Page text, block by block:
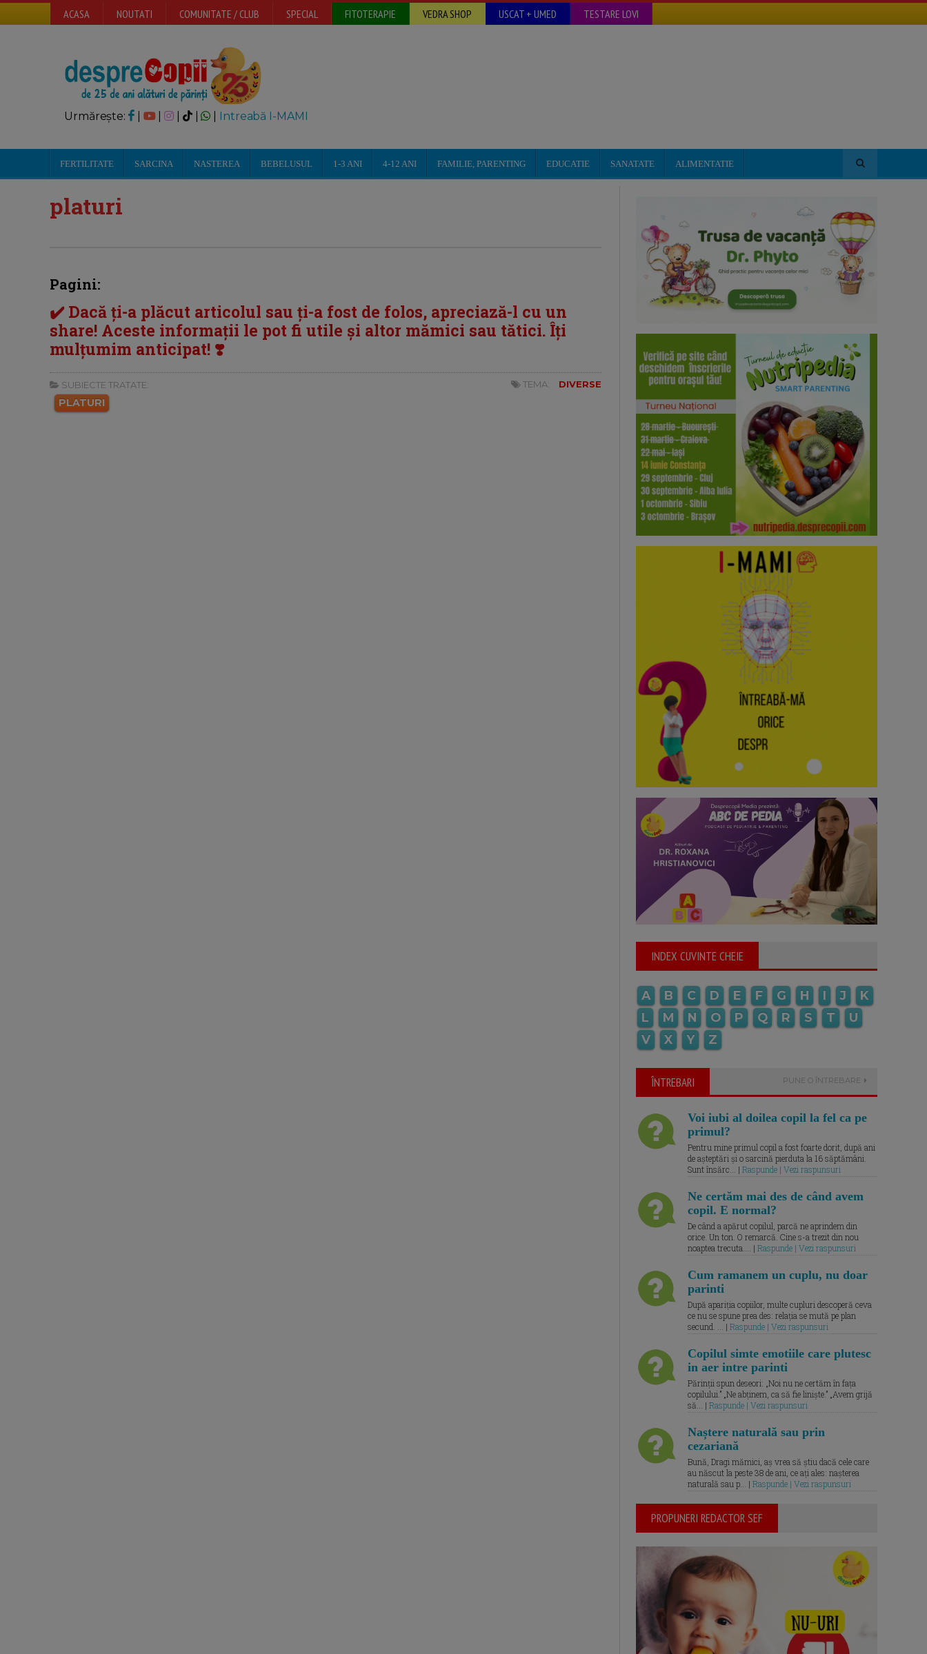
ACASA NOUTATI COMUNITATE / CLUB SPECIAL FITOTERAPIE VEDRA SHOP USCAT + UMED TESTARE LOVI
Urmărește: | | Intreabă I-MAMI
FERTILITATE SARCINA NASTEREA BEBELUSUL 1-3 ANI 4-12 ANI FAMILIE, PARENTING EDUCATIE SANATATE ALIMENTATIE
platuri
Pagini:
✔️ Dacă ți-a plăcut articolul sau ți-a fost de folos, apreciază-l cu un
share! Aceste informații le pot fi utile și altor mămici sau tătici. Îți
mulțumim anticipat! ❣️
SUBIECTE TRATATE:
PLATURI
TEMA: DIVERSE
INDEX CUVINTE CHEIE
A B C D E F G H I J
K
L
M N O P Q R S T
U
V
X Y Z
ÎNTREBARI PUNE O ÎNTREBARE
Voi iubi al doilea copil la fel ca pe
primul?
Pentru mine primul copil a fost foarte dorit, după ani
de așteptări și o sarcină pierduta la 16 săptămâni.
Sunt însărc... | Raspunde | Vezi raspunsuri
Ne certăm mai des de când avem
copil. E normal?
De când a apărut copilul, parcă ne aprindem din
orice. Un ton. O remarcă. Cine s-a trezit din nou
noaptea trecuta.... | Raspunde | Vezi raspunsuri
Cum ramanem un cuplu, nu doar
parinti
După apariția copiilor, multe cupluri descoperă ceva
ce nu se spune prea des: relația se mută pe plan
secund. ... | Raspunde | Vezi raspunsuri
Copilul simte emotiile care plutesc
in aer intre parinti
Părinții spun deseori: „Noi nu ne certăm în fața
copilului.” „Ne abținem, ca să fie liniște.” „Avem grijă
să... | Raspunde | Vezi raspunsuri
Naștere naturală sau prin
cezariană
Bună, Dragi mămici, aș vrea să știu dacă cele care
au născut la peste 38 de ani, ce ați ales: nașterea
naturală sau p... | Raspunde | Vezi raspunsuri
PROPUNERI REDACTOR SEF